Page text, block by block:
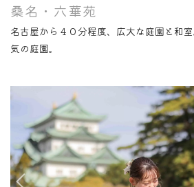
桑名・六華苑
名古屋から４０分程度、広大な庭園と和
気の庭園。